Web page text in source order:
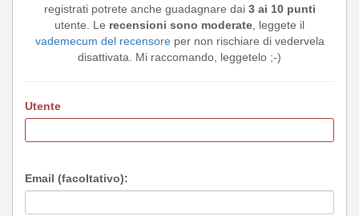
registrati potrete anche guadagnare dai 3 ai 10 punti
utente. Le recensioni sono moderate, leggete il
vademecum del recensoreper non rischiare di vedervela
disattivata. Mi raccomando, leggetelo ;-)
Utente
Email (facoltativo):